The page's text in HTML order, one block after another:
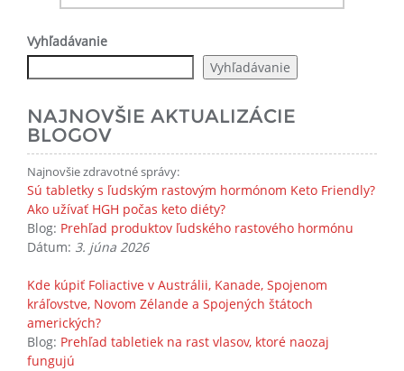
Vyhľadávanie
Vyhľadávanie
NAJNOVŠIE AKTUALIZÁCIE
BLOGOV
Najnovšie zdravotné správy:
Sú tabletky s ľudským rastovým hormónom Keto Friendly?
Ako užívať HGH počas keto diéty?
Blog: Prehľad produktov ľudského rastového hormónu
Dátum: 3. júna 2026
Kde kúpiť Foliactive v Austrálii, Kanade, Spojenom
kráľovstve, Novom Zélande a Spojených štátoch
amerických?
Blog: Prehľad tabletiek na rast vlasov, ktoré naozaj
fungujú